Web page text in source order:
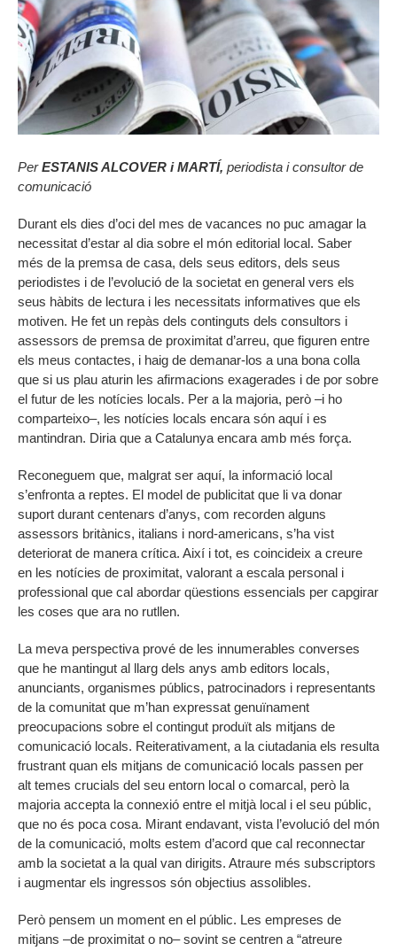
PerESTANIS ALCOVER i MARTÍ, periodista i consultor de
comunicació
Durant els dies d’oci del mes de vacances no puc amagar la
necessitat d’estar al dia sobre el món editorial local. Saber
més de la premsa de casa, dels seus editors, dels seus
periodistes i de l’evolució de la societat en general vers els
seus hàbits de lectura i les necessitats informatives que els
motiven. He fet un repàs dels continguts dels consultors i
assessors de premsa de proximitat d’arreu, que figuren entre
els meus contactes, i haig de demanar-los a una bona colla
que si us plau aturin les afirmacions exagerades i de por sobre
el futur de les notícies locals. Per a la majoria, però –i ho
comparteixo–, les notícies locals encara són aquí i es
mantindran. Diria que a Catalunya encara amb més força.
Reconeguem que, malgrat ser aquí, la informació local
s’enfronta a reptes. El model de publicitat que li va donar
suport durant centenars d’anys, com recorden alguns
assessors britànics, italians i nord-americans, s’ha vist
deteriorat de manera crítica. Així i tot, es coincideix a creure
en les notícies de proximitat, valorant a escala personal i
professional que cal abordar qüestions essencials per capgirar
les coses que ara no rutllen.
La meva perspectiva prové de les innumerables converses
que he mantingut al llarg dels anys amb editors locals,
anunciants, organismes públics, patrocinadors i representants
de la comunitat que m’han expressat genuïnament
preocupacions sobre el contingut produït als mitjans de
comunicació locals. Reiterativament, a la ciutadania els resulta
frustrant quan els mitjans de comunicació locals passen per
alt temes crucials del seu entorn local o comarcal, però la
majoria accepta la connexió entre el mitjà local i el seu públic,
que no és poca cosa. Mirant endavant, vista l’evolució del món
de la comunicació, molts estem d’acord que cal reconnectar
amb la societat a la qual van dirigits. Atraure més subscriptors
i augmentar els ingressos són objectius assolibles.
Però pensem un moment en el públic. Les empreses de
mitjans –de proximitat o no– sovint se centren a “atreure